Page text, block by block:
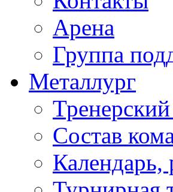
Арена
Группа
Металлург
Тренерский
Состав
Календарь,